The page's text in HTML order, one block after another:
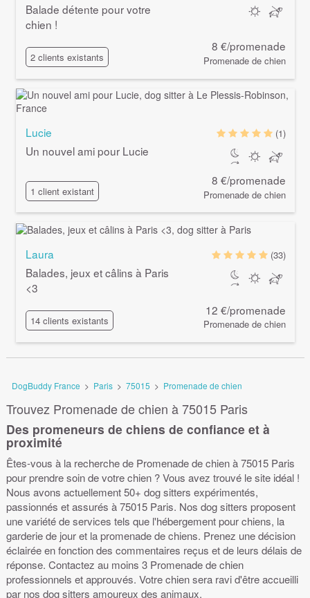
Balade détente pour votre
chien !
2 clients existants
8 €/promenade
Promenade de chien
Lucie
Un nouvel ami pour Lucie
1 client existant
(1)
8 €/promenade
Promenade de chien
Laura
Balades, jeux et câlins à Paris
<3
14 clients existants
(33)
12 €/promenade
Promenade de chien
DogBuddy France > Paris > 75015 > Promenade de chien
Trouvez Promenade de chien à 75015 Paris
Des promeneurs de chiens de confiance et à
proximité
Êtes-vous à la recherche de Promenade de chien à 75015 Paris
pour prendre soin de votre chien ? Vous avez trouvé le site idéal !
Nous avons actuellement 50+ dog sitters expérimentés,
passionnés et assurés à 75015 Paris. Nos dog sitters proposent
une variété de services tels que l'hébergement pour chiens, la
garderie de jour et la promenade de chiens. Prenez une décision
éclairée en fonction des commentaires reçus et de leurs délais de
réponse. Contactez au moins 3 Promenade de chien
professionnels et approuvés. Votre chien sera ravi d'être accueilli
par nos dog sitters amoureux des animaux.